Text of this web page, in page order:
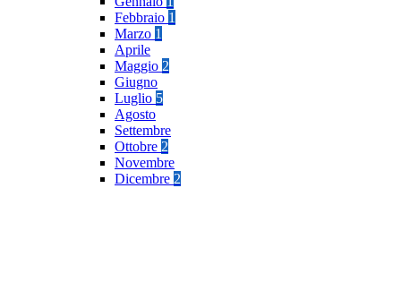
Febbraio 1
Marzo 1
Aprile
Maggio 2
Giugno
Luglio 5
Agosto
Settembre
Ottobre 2
Novembre
Dicembre 2